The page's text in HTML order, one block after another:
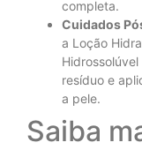
completa.
Cuidados
a Loção
resíduo e
a pele.
Saiba